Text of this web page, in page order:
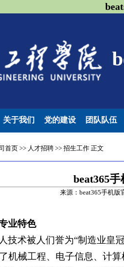
关于我们 党的建设 团队队伍
首页>> 人才招聘>> 招生工作正文
beat365
来源：beat365手机版
业特色
技术被人们誉为“制造业皇
机械工程、电子信息、计